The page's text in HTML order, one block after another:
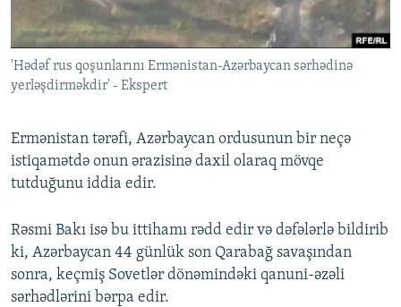
'Hədəf rus qoşunlarını Ermənistan-Azərbaycan sərhədinə
yerləşdirməkdir' - Ekspert
Ermənistan tərəfi, Azərbaycan ordusunun bir neçə
istiqamətdə onun ərazisinə daxil olaraq mövqe
tutduğunu iddia edir.
Rəsmi Bakı isə bu ittihamı rədd edir və dəfələrlə bildirib
ki, Azərbaycan 44 günlük son Qarabağ savaşından
sonra, keçmiş Sovetlər dönəmindəki qanuni-əzəli
sərhədlərini bərpa edir.